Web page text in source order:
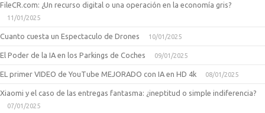
FileCR.com: ¿Un recurso digital o una operación en la economía gris?
11/01/2025
Cuanto cuesta un Espectaculo de Drones 10/01/2025
El Poder de la IA en los Parkings de Coches 09/01/2025
EL primer VIDEO de YouTube MEJORADO con IA en HD 4k 08/01/2025
Xiaomi y el caso de las entregas fantasma: ¿ineptitud o simple indiferencia?
07/01/2025